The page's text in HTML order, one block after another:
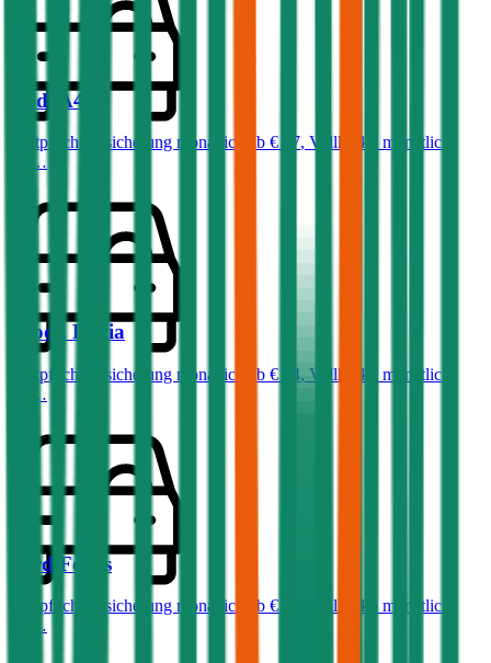
Audi A4
Haftpflichtversicherung monatlich ab € 87, Vollkasko monatlich
ab …
Skoda Fabia
Haftpflichtversicherung monatlich ab € 34, Vollkasko monatlich
ab …
Ford Focus
Haftpflichtversicherung monatlich ab € 32
Vollkasko monatlich
ab …